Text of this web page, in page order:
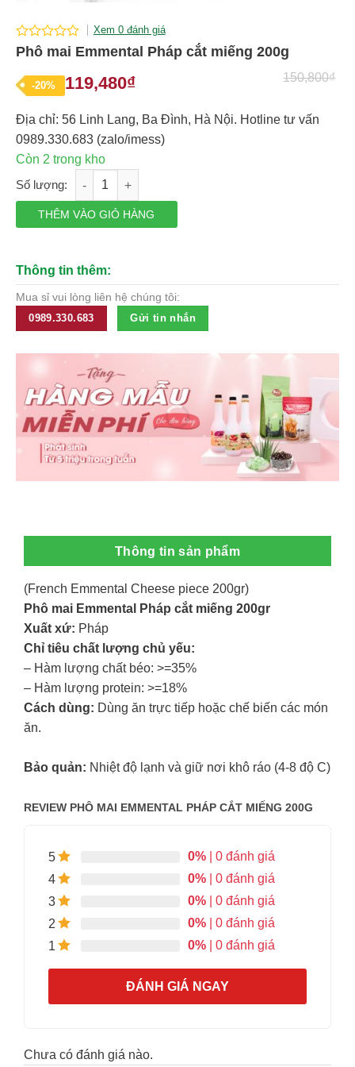
0
of
5
Xem 0 đánh giá
Phô mai Emmental Pháp cắt miếng 200g
-20%
150,800₫
Giá
là:
150,800₫.
119,480₫Giá
tại
Địa chỉ: 56 Linh Lang, Ba Đình, Hà Nội. Hotline tư vấn
0989.330.683 (zalo/imess)
Còn 2 trong kho
Phô mai Emmental Pháp cắt miếng 200g số lượng
THÊM VÀO GIỎ HÀNG
Thông tin thêm:
Mua sỉ vui lòng liên hệ chúng tôi:
0989.330.683
Gửi tin nhắn
Thông tin sản phẩm
(French Emmental Cheese piece 200gr)
Phô mai Emmental Pháp cắt miếng 200gr
Xuất xứ: Pháp
Chỉ tiêu chất lượng chủ yếu:
– Hàm lượng chất béo: >=35%
– Hàm lượng protein: >=18%
Cách dùng: Dùng ăn trực tiếp hoặc chế biến các món
ăn.
Bảo quản: Nhiệt độ lạnh và giữ nơi khô ráo (4-8 độ C)
REVIEW PHÔ MAI EMMENTAL PHÁP CẮT MIẾNG 200G
5 0% | 0 đánh giá
4
0% | 0 đánh giá
3
0% | 0 đánh giá
2
0% | 0 đánh giá
1
0% | 0 đánh giá
ĐÁNH GIÁ NGAY
Chưa có đánh giá nào.